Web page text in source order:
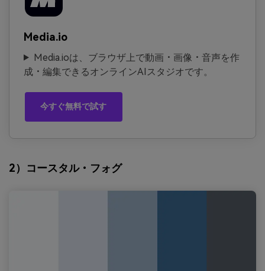
Media.io
Media.ioは、ブラウザ上で動画・画像・音声を作
成・編集できるオンラインAIスタジオです。
今すぐ無料で試す
2）コースタル・フォグ